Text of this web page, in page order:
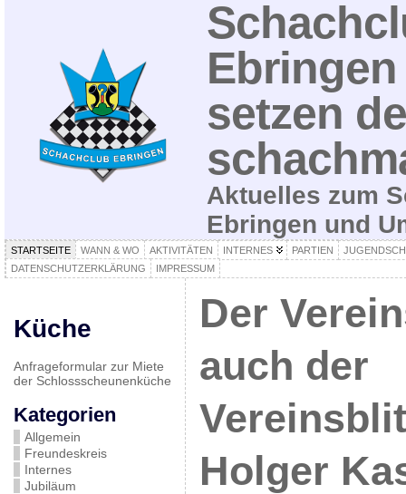
setzen
Aktuelles zum
Ebringen und
STARTSEITE WANN & WO AKTIVITÄTEN INTERNES PARTIEN
DATENSCHUTZERKLÄRUNG
IMPRESSUM
Küche
Anfrageformular zur Miete
der Schlossscheunenküche
Kategorien
Allgemein
Freundeskreis
Internes
Jubiläum
Der
auch der
Holger